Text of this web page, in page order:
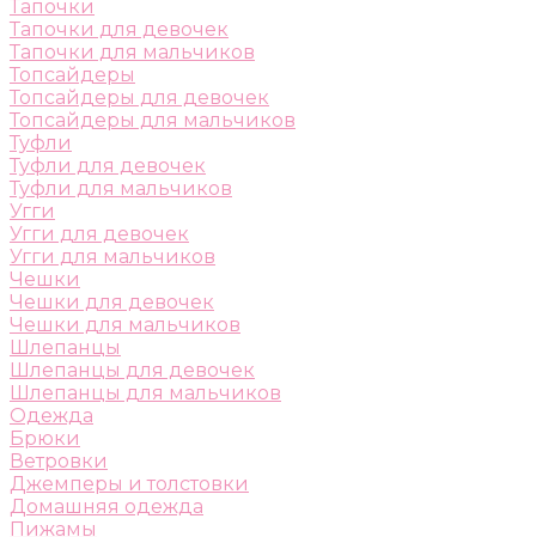
Тапочки
Тапочки для девочек
Тапочки для мальчиков
Топсайдеры
Топсайдеры для девочек
Топсайдеры для мальчиков
Туфли
Туфли для девочек
Туфли для мальчиков
Угги
Угги для девочек
Угги для мальчиков
Чешки
Чешки для девочек
Чешки для мальчиков
Шлепанцы
Шлепанцы для девочек
Шлепанцы для мальчиков
Одежда
Брюки
Ветровки
Джемперы и толстовки
Домашняя одежда
Пижамы